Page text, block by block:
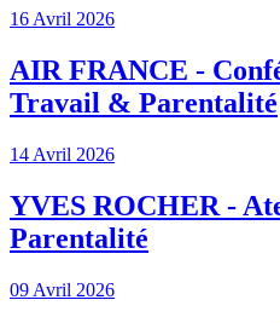
16 Avril 2026
AIR FRANCE -
Travail & Parentalité
14 Avril 2026
YVES ROCHER -
Parentalité
09 Avril 2026